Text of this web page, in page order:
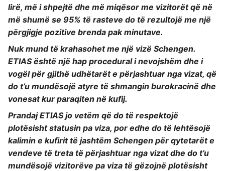
lirë, më i shpejtë dhe më miqësor me vizitorët që në
më shumë se 95% të rasteve do të rezultojë me një
përgjigje pozitive brenda pak minutave.
Nuk mund të krahasohet me një vizë Schengen.
ETIAS është një hap procedural i nevojshëm dhe i
vogël për gjithë udhëtarët e përjashtuar nga vizat, që
do t’u mundësojë atyre të shmangin burokracinë dhe
vonesat kur paraqiten në kufij.
Prandaj ETIAS jo vetëm që do të respektojë
plotësisht statusin pa viza, por edhe do të lehtësojë
kalimin e kufirit të jashtëm Schengen për qytetarët e
vendeve të treta të përjashtuar nga vizat dhe do t’u
mundësojë vizitorëve pa viza të gëzojnë plotësisht